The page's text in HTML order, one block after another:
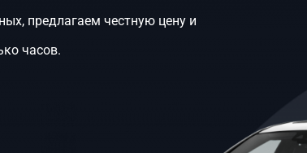
предлагаем честную цену и
часов.